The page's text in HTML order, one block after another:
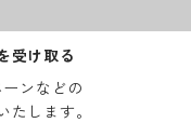
受け取る
ンなどの
たします。